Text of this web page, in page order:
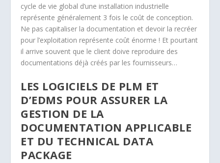
cycle de vie global d’une installation industrielle
représente généralement 3 fois le coût de conception.
Ne pas capitaliser la documentation et devoir la recréer
pour l’exploitation représente coût énorme ! Et pourtant
il arrive souvent que le client doive reproduire des
documentations déjà créés par les fournisseurs…
LES LOGICIELS DE PLM ET
D’EDMS POUR ASSURER LA
GESTION DE LA
DOCUMENTATION APPLICABLE
ET DU TECHNICAL DATA
PACKAGE